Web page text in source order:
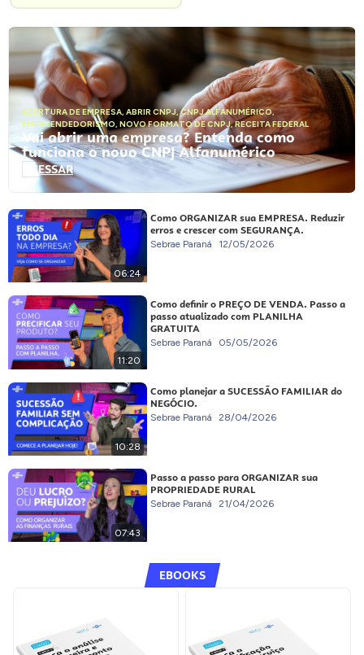
ABERTURA DE EMPRESA, ABRIR CNPJ,CNPJ ALFANUMÉRICO,
EMPREENDEDORISMO, NOVO FORMATO DE CNPJ,RECEITA FEDERAL
Vai abrir uma empresa? Entenda como
funciona o novo CNPJ Alfanumérico
ACESSAR
06:24
Como ORGANIZAR sua EMPRESA. Reduzir
erros e crescer com SEGURANÇA.
Sebrae Paraná 12/05/2026
11:20
Como definir o PREÇO DE VENDA. Passo a
passo atualizado com PLANILHA
GRATUITA
Sebrae Paraná 05/05/2026
10:28
Como planejar a SUCESSÃO FAMILIAR do
NEGÓCIO.
Sebrae Paraná 28/04/2026
07:43
Passo a passo para ORGANIZAR sua
PROPRIEDADE RURAL
Sebrae Paraná 21/04/2026
EBOOKS